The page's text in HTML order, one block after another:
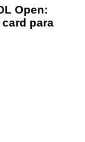
Open:
para